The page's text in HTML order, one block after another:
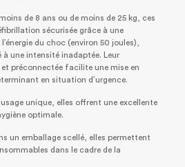
de 8 ans ou de moins de 25 kg, ces
sécurisée grâce à une
du choc (environ 50 joules),
une intensité inadaptée. Leur
préconnectée facilite une mise en
en situation d’urgence.
unique, elles offrent une excellente
optimale.
un emballage scellé, elles permettent
dans le cadre de la